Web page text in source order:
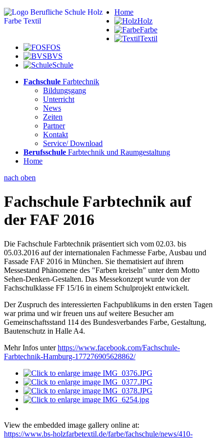
Home
Holz
Farbe
Textil
FOS
BVS
Schule
Fachschule Farbtechnik
Bildungsgang
Unterricht
News
Zeiten
Partner
Kontakt
Service/ Download
Berufsschule Farbtechnik und Raumgestaltung
Home
nach oben
Fachschule Farbtechnik auf
der FAF 2016
Die Fachschule Farbtechnik präsentiert sich vom 02.03. bis
05.03.2016 auf der internationalen Fachmesse Farbe, Ausbau und
Fassade FAF 2016 in München. Sie thematisiert auf ihrem
Messestand Phänomene des "Farben kreiseln" unter dem Motto
Sehen-Denken-Gestalten. Das Messekonzept wurde von der
Fachschulklasse FF 15/16 in einem Schulprojekt entwickelt.
Der Zuspruch des interessierten Fachpublikums in den ersten Tagen
war prima und wir freuen uns auf weitere Besucher am
Gemeinschaftsstand 114 des Bundesverbandes Farbe, Gestaltung,
Bautenschutz in Halle A4.
Mehr Infos unterhttps://www.facebook.com/Fachschule-
Farbtechnik-Hamburg-177276905628862/
View the embedded image gallery online at:
https://www.bs-holzfarbetextil.de/farbe/fachschule/news/410-